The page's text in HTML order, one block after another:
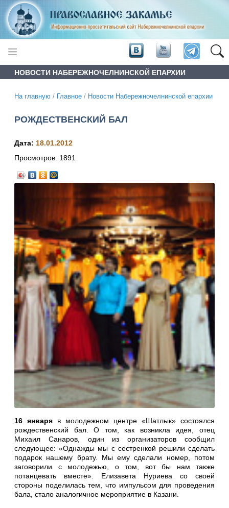
НОВОСТИ НАБЕРЕЖНОЧЕЛНИНСКОЙ ЕПАРХИИ
На главную / Главное / Новости Набережночелнинской епархии
РОЖДЕСТВЕНСКИЙ БАЛ
Дата: 18.01.2012
Просмотров: 1891
16 января в молодежном центре «Шатлык» состоялся
рождественский бал. О том, как возникла идея, отец
Михаил Санаров, один из организаторов сообщил
следующее: «Однажды мы с сестренкой решили сделать
подарок нашему брату. Мы ему сделали номер, потом
заговорили с молодежью, о том, вот бы нам также
потанцевать вместе». Елизавета Нуриева со своей
стороны поделилась тем, что импульсом для проведения
бала, стало аналогичное мероприятие в Казани.